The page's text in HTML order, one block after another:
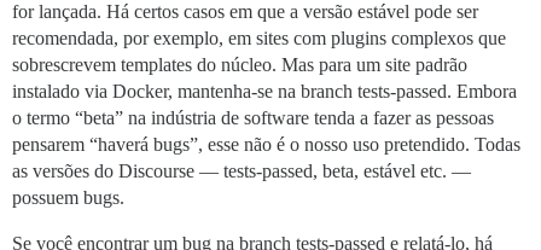
for lançada. Há certos casos em que a versão estável pode ser
recomendada, por exemplo, em sites com plugins complexos que
sobrescrevem templates do núcleo. Mas para um site padrão
instalado via Docker, mantenha-se na branch tests-passed. Embora
o termo “beta” na indústria de software tenda a fazer as pessoas
pensarem “haverá bugs”, esse não é o nosso uso pretendido. Todas
as versões do Discourse — tests-passed, beta, estável etc. —
possuem bugs.
Se você encontrar um bug na branch tests-passed e relatá-lo, há